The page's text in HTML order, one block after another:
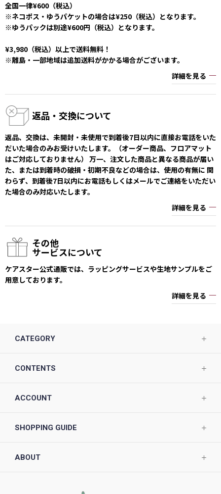
全国一律¥600（税込）
※ネコポス・ゆうパケットの場合は¥250（税込）となります。
※ゆうパックは別途¥600円（税込）となります。
¥3,980（税込）以上で送料無料！
※離島・一部地域は追加送料がかかる場合がございます。
詳細を見る
返品・交換について
返品、交換は、未開封・未使用で到着後7日以内に直接お電話をいた
だいた場合のみお受けいたします。（オーダー商品、フロアマット
はご対応しておりません） 万一、注文した商品と異なる商品が届い
た、または到着時の破損・初期不良などの場合は、使用の有無に 関
わらず、到着後7日以内にお電話もしくはメールでご連絡をいただい
た場合のみ対応いたします。
詳細を見る
その他
サービスについて
ケアスター公式通販では、ラッピングサービスや生地サンプルをご
用意しております。
詳細を見る
CATEGORY
CONTENTS
ACCOUNT
SHOPPING GUIDE
ABOUT